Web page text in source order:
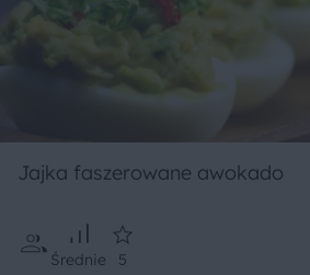
Jajka faszerowane awokado
Średnie 5